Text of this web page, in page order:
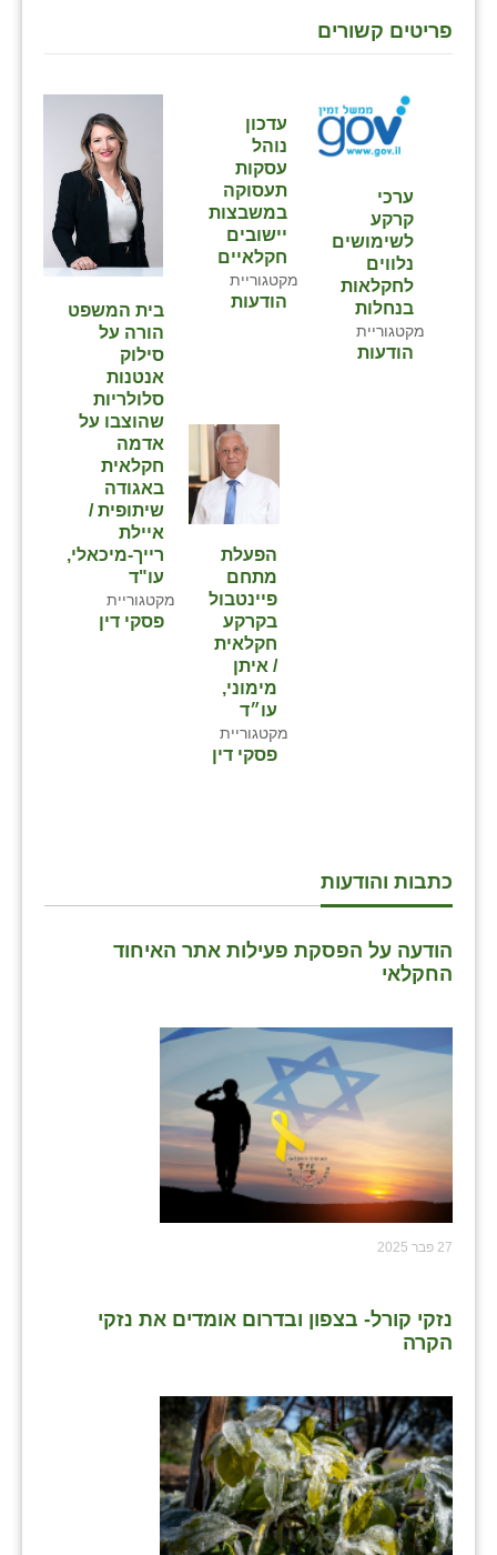
פריטים קשורים
בית המשפט
הורה על
סילוק
אנטנות
סלולריות
שהוצבו על
אדמה
חקלאית
באגודה
שיתופית /
איילת
רייך-מיכאלי,
עו"ד
מקטגוריית
פסקי דין
עדכון
נוהל
עסקות
תעסוקה
במשבצות
יישובים
חקלאיים
מקטגוריית
הודעות
ערכי
קרקע
לשימושים
נלווים
לחקלאות
בנחלות
מקטגוריית
הודעות
הפעלת
מתחם
פיינטבול
בקרקע
חקלאית
/ איתן
מימוני,
עו״ד
מקטגוריית
פסקי דין
כתבות והודעות
הודעה על הפסקת פעילות אתר האיחוד
החקלאי
27 פבר 2025
נזקי קורל- בצפון ובדרום אומדים את נזקי
הקרה
רמת הדר
שדה ורבורג
שדה צבי